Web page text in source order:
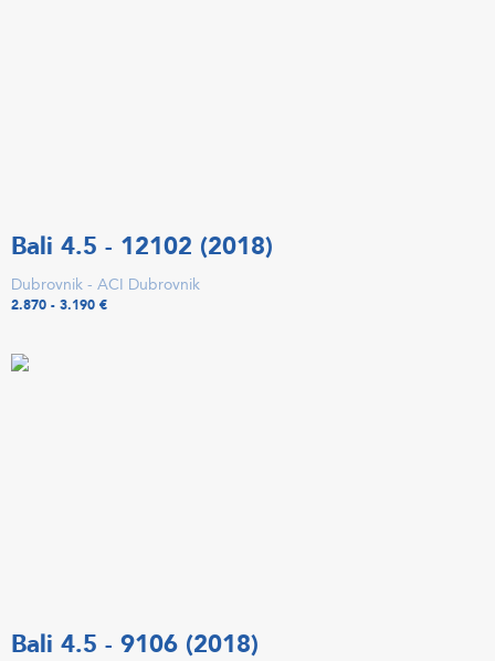
Bali 4.5 - 12102 (2018)
Dubrovnik - ACI Dubrovnik
2.870 - 3.190 €
Bali 4.5 - 9106 (2018)